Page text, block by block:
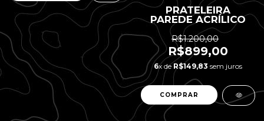
PRATELEIRA
PAREDE ACRÍLICO
R$1.200,00
R$899,00
6x deR$149,83 sem juros